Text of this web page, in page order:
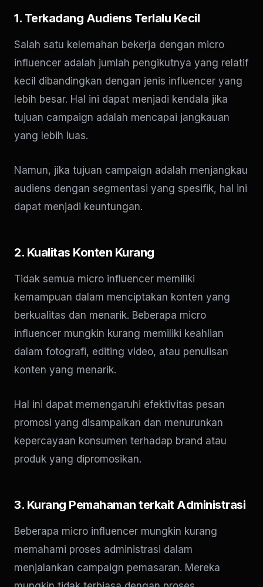
1. Terkadang Audiens Terlalu Kecil
Salah satu kelemahan bekerja dengan micro
influencer adalah jumlah pengikutnya yang relatif
kecil dibandingkan dengan jenis influencer yang
lebih besar. Hal ini dapat menjadi kendala jika
tujuan campaign adalah mencapai jangkauan
yang lebih luas.
Namun, jika tujuan campaign adalah menjangkau
audiens dengan segmentasi yang spesifik, hal ini
dapat menjadi keuntungan.
2. Kualitas Konten Kurang
Tidak semua micro influencer memiliki
kemampuan dalam menciptakan konten yang
berkualitas dan menarik. Beberapa micro
influencer mungkin kurang memiliki keahlian
dalam fotografi, editing video, atau penulisan
konten yang menarik.
Hal ini dapat memengaruhi efektivitas pesan
promosi yang disampaikan dan menurunkan
kepercayaan konsumen terhadap brand atau
produk yang dipromosikan.
3. Kurang Pemahaman terkait Administrasi
Beberapa micro influencer mungkin kurang
memahami proses administrasi dalam
menjalankan campaign pemasaran. Mereka